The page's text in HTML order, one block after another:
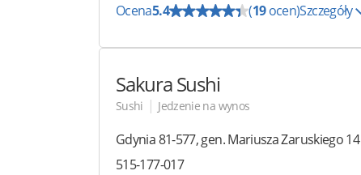
Ocena5.4 (19ocen)Szczegóły
Sakura Sushi
Sushi | Jedzenie na wynos
Gdynia81-577,gen. Mariusza Zaruskiego 14
515-177-017